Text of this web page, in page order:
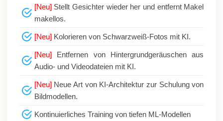
[Neu]Stellt Gesichter wieder her und entfernt Makel
makellos.
[Neu]Kolorieren von Schwarzweiß-Fotos mit KI.
[Neu]Entfernen von Hintergrundgeräuschen aus
Audio- und Videodateien mit KI.
[Neu]Neue Art von KI-Architektur zur Schulung von
Bildmodellen.
Kontinuierliches Training von tiefen ML-Modellen